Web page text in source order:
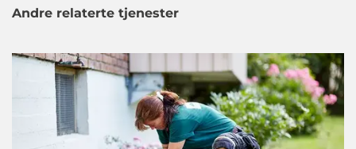
Andre relaterte tjenester